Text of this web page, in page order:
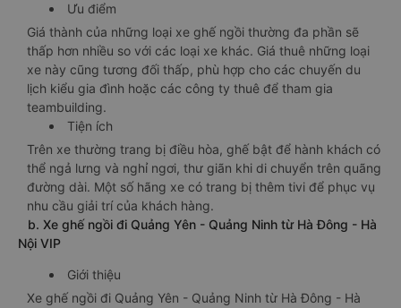
Ưu điểm
Giá thành của những loại xe ghế ngồi thường đa phần sẽ
thấp hơn nhiều so với các loại xe khác. Giá thuê những loại
xe này cũng tương đối thấp, phù hợp cho các chuyến du
lịch kiểu gia đình hoặc các công ty thuê để tham gia
teambuilding.
Tiện ích
Trên xe thường trang bị điều hòa, ghế bật để hành khách có
thể ngả lưng và nghỉ ngơi, thư giãn khi di chuyển trên quãng
đường dài. Một số hãng xe có trang bị thêm tivi để phục vụ
nhu cầu giải trí của khách hàng.
b. Xe ghế ngồi đi Quảng Yên - Quảng Ninh từ Hà Đông - Hà
Nội VIP
Giới thiệu
Xe ghế ngồi đi Quảng Yên - Quảng Ninh từ Hà Đông - Hà